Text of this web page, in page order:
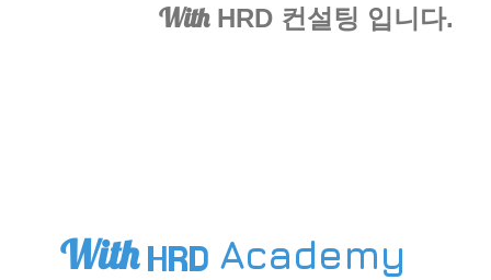
With HRD 컨설팅 입니다.
With HRD Academy